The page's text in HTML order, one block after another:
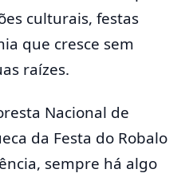
culturais, festas
que cresce sem
raízes.
Nacional de
da Festa do Robalo
sempre há algo